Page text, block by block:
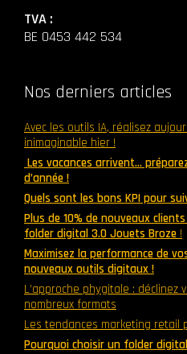
TVA :
BE 0453 442 534
Nos derniers articles
Avec les outils IA, réalisez
inimaginable hier !
Les vacances arrivent…
d’année !
Quels sont les bons KPI pour
Plus de 10% de nouveaux clients
folder digital 3.0 Jouets Broze !
Maximisez la performance de
nouveaux outils digitaux !
L’approche phygitale : déclinez
nombreux formats
Les tendances marketing retail
Pourquoi choisir un folder